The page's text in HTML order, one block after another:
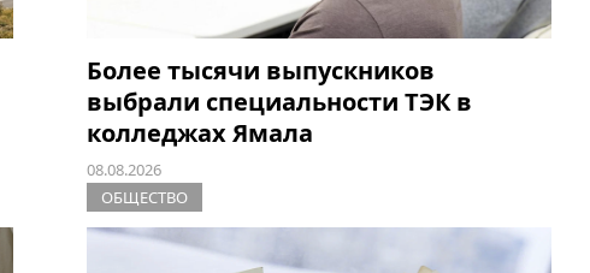
Более тысячи выпускников
выбрали специальности ТЭК в
колледжах Ямала
08.08.2026
ОБЩЕСТВО